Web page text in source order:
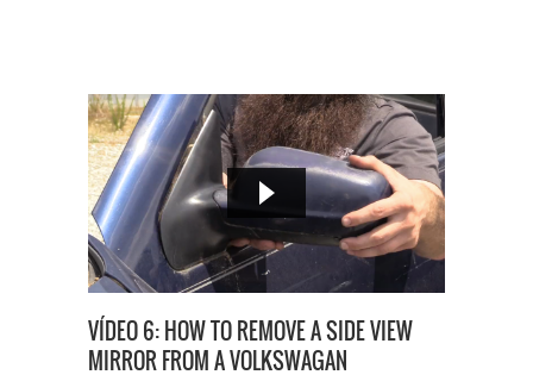
VÍDEO 6: HOW TO REMOVE A SIDE VIEW
MIRROR FROM A VOLKSWAGAN